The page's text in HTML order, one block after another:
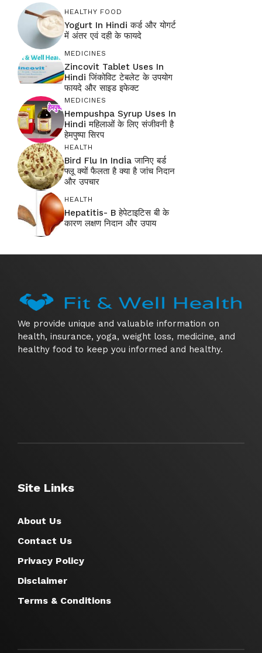
HEALTHY FOOD
Yogurt In Hindi कर्ड और योगर्ट
में अंतर एवं दही के फायदे
MEDICINES
Zincovit Tablet Uses In
Hindi जिंकोविट टेबलेट के उपयोग
फायदे और साइड इफेक्ट
MEDICINES
Hempushpa Syrup Uses In
Hindi महिलाओं के लिए संजीवनी है
हेमपुष्पा सिरप
HEALTH
Bird Flu In India जानिए बर्ड
फ्लू क्यों फैलता है क्या है जांच निदान
और उपचार
HEALTH
Hepatitis- B हेपेटाइटिस बी के
कारण लक्षण निदान और उपाय
We provide unique and valuable information on
health, insurance, yoga, weight loss, medicine, and
healthy food to keep you informed and healthy.
Site Links
About Us
Contact Us
Privacy Policy
Disclaimer
Terms & Conditions